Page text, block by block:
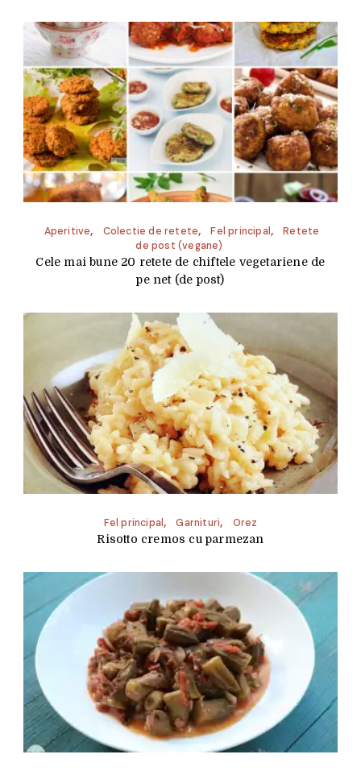
Aperitive Colectie de retete Fel principal
Retete
de post (vegane)
Cele mai bune 20 retete de chiftele vegetariene de
pe net (de post)
Fel principal Garnituri
Orez
Risotto cremos cu parmezan